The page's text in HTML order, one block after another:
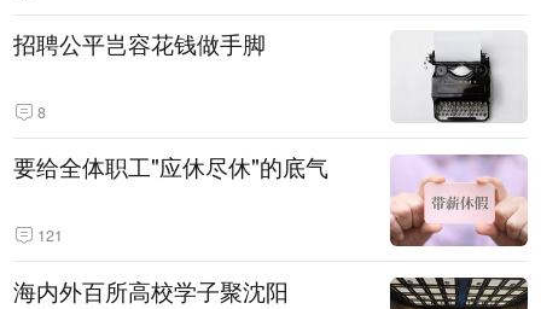
招聘公平岂容花钱做手脚
8
要给全体职工"应休尽休"的底气
121
海内外百所高校学子聚沈阳